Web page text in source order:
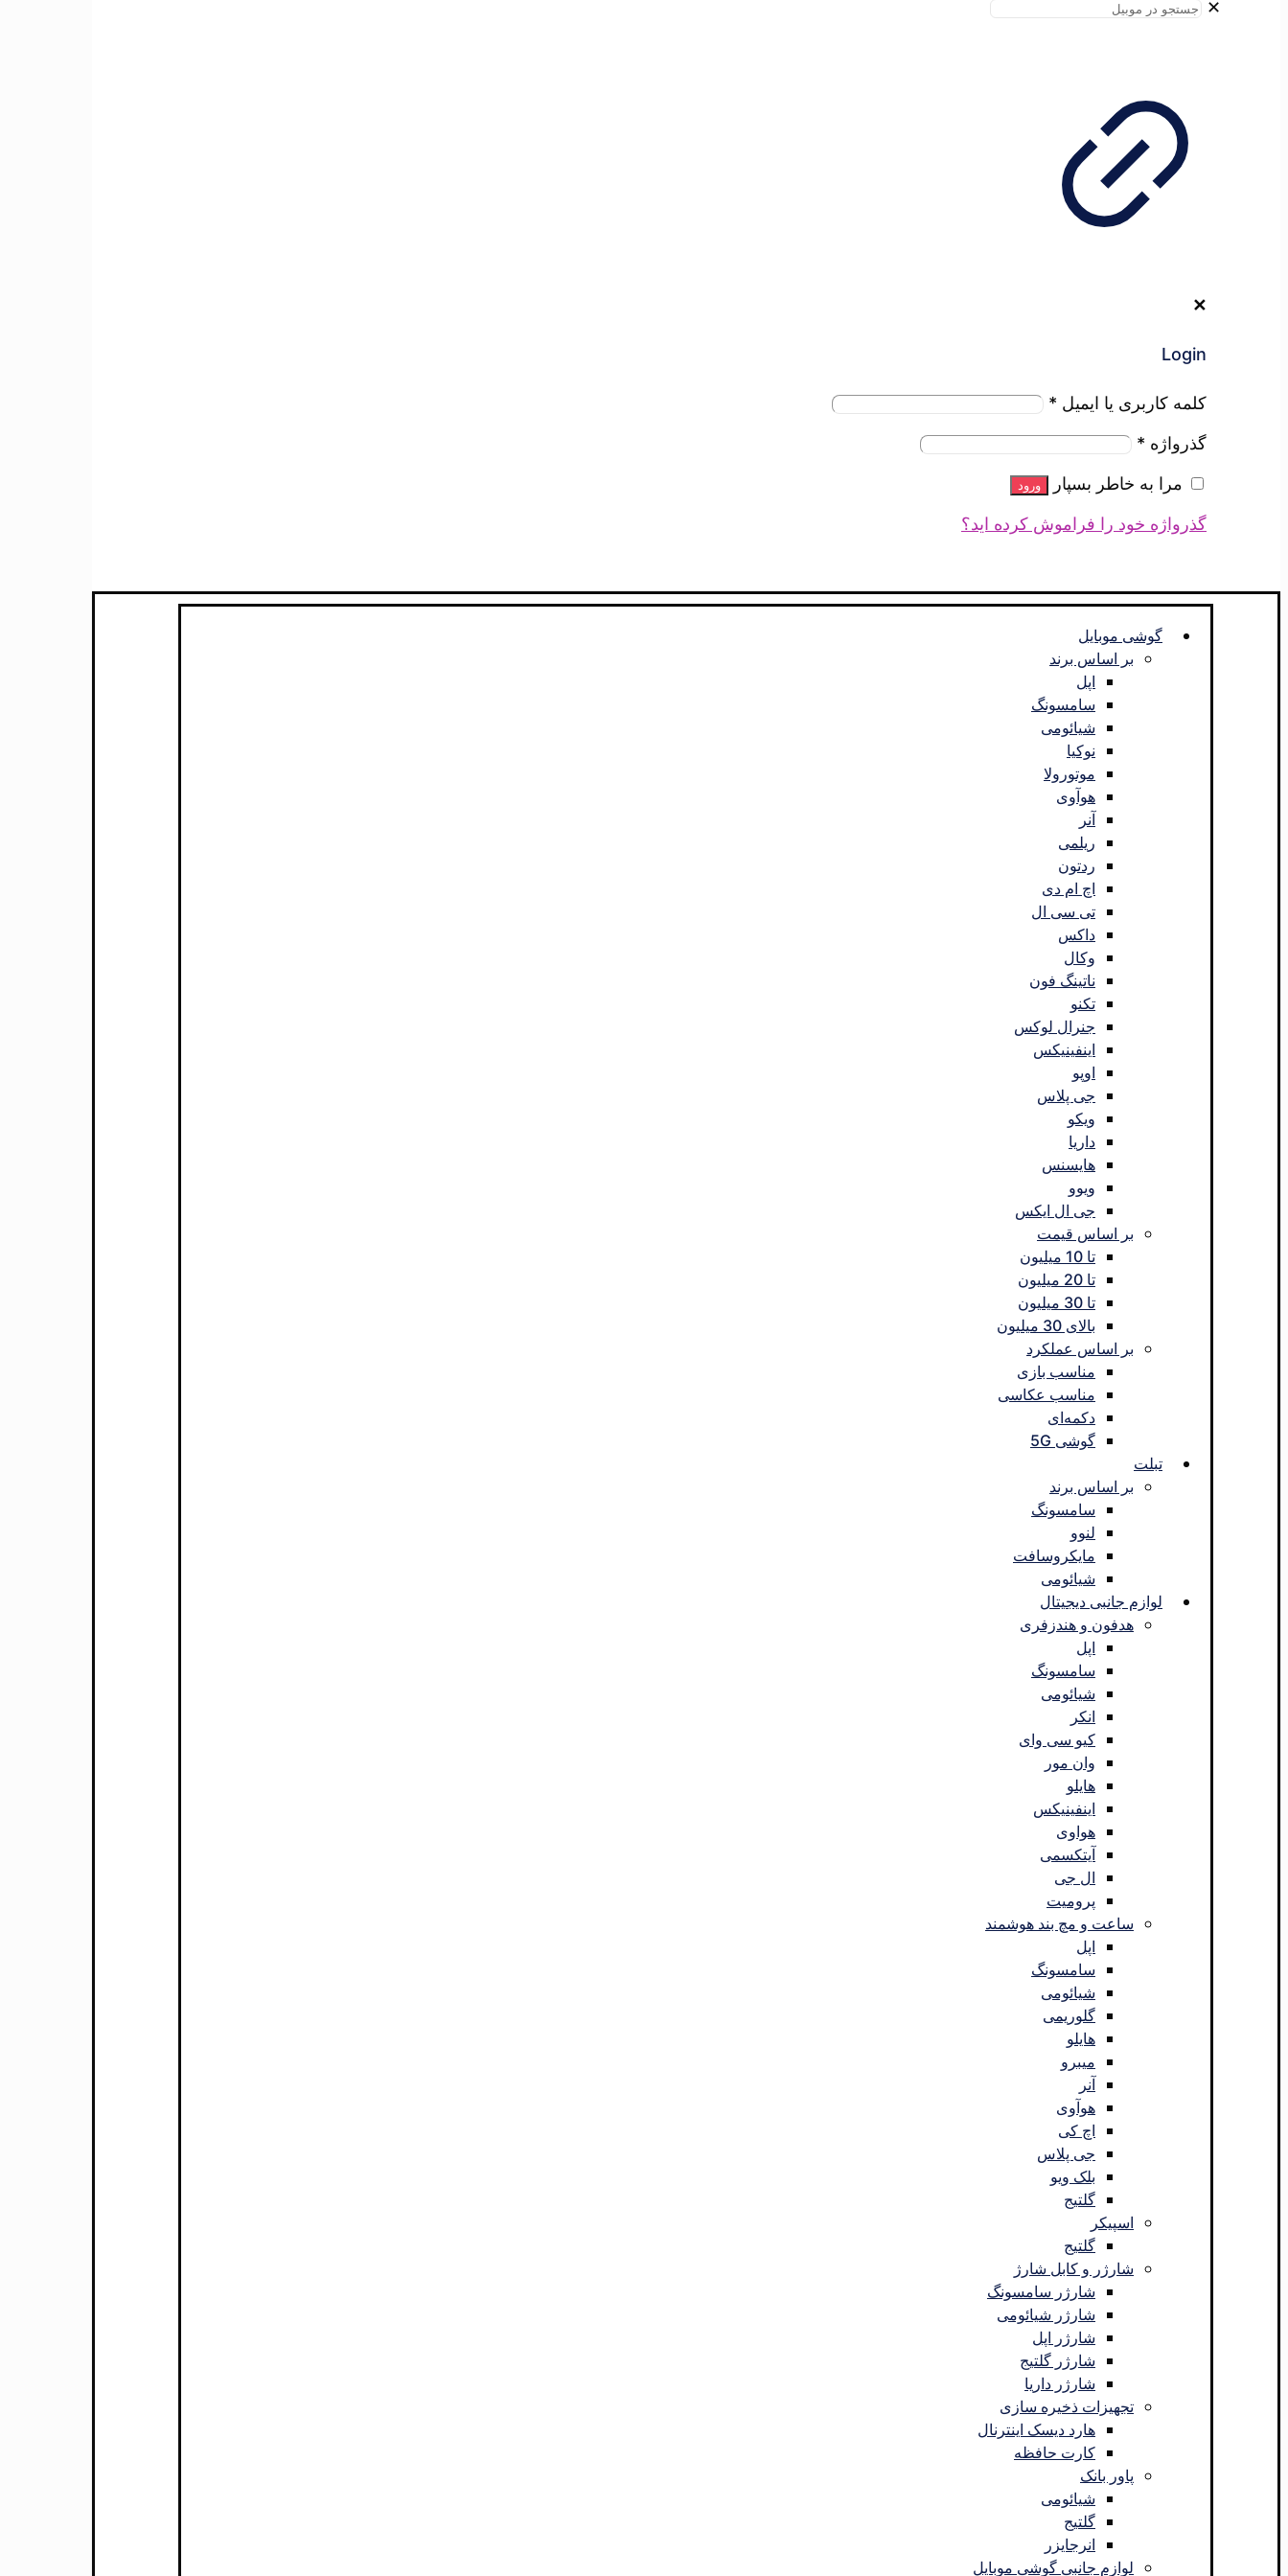
✕
✕
Login
کلمه کاربری یا ایمیل *
گذرواژه *
مرا به خاطر بسپار
ورود
گذرواژه خود را فراموش کرده اید؟
گوشی موبایل
بر اساس برند
اپل
سامسونگ
شیائومی
نوکیا
موتورولا
هوآوی
آنر
ریلمی
ردتون
اچ ام دی
تی سی ال
داکس
وکال
ناتینگ فون
تکنو
جنرال لوکس
اینفینیکس
اوپو
جی پلاس
ویکو
داریا
هایسنس
ویوو
جی ال ایکس
بر اساس قیمت
تا 10 میلیون
تا 20 میلیون
تا 30 میلیون
بالای 30 میلیون
بر اساس عملکرد
مناسب بازی
مناسب عکاسی
دکمه‌ای
گوشی 5G
تبلت
بر اساس برند
سامسونگ
لنوو
مایکروسافت
شیائومی
لوازم جانبی دیجیتال
هدفون و هندزفری
اپل
سامسونگ
شیائومی
انکر
کیو سی وای
وان مور
هایلو
اینفینیکس
هواوی
آیتکسمی
ال جی
پرومیت
ساعت و مچ بند هوشمند
اپل
سامسونگ
شیائومی
گلوریمی
هایلو
میبرو
آنر
هوآوی
اچ کی
جی پلاس
بلک ویو
گلتیج
اسپیکر
گلتیج
شارژر و کابل شارژ
شارژر سامسونگ
شارژر شیائومی
شارژر اپل
شارژر گلتیج
شارژر داریا
تجهیزات ذخیره سازی
هارد دیسک اینترنال
کارت حافظه
پاور بانک
شیائومی
گلتیج
انرجایزر
لوازم جانبی گوشی موبایل